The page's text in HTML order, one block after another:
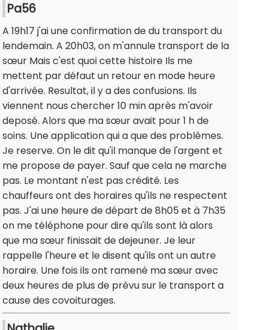
Pa56
A 19h17 j'ai une confirmation de du transport du
lendemain. A 20h03, on m'annule transport de la
sœur Mais c'est quoi cette histoire Ils me
mettent par défaut un retour en mode heure
d'arrivée. Resultat, il y a des confusions. Ils
viennent nous chercher 10 min après m'avoir
deposé. Alors que ma sœur avait pour 1 h de
soins. Une application qui a que des problèmes.
Je reserve. On le dit qu'il manque de l'argent et
me propose de payer. Sauf que cela ne marche
pas. Le montant n'est pas crédité. Les
chauffeurs ont des horaires qu'ils ne respectent
pas. J'ai une heure de départ de 8h05 et à 7h35
on me téléphone pour dire qu'ils sont là alors
que ma sœur finissait de dejeuner. Je leur
rappelle l'heure et le disent qu'ils ont un autre
horaire. Une fois ils ont ramené ma sœur avec
deux heures de plus de prévu sur le transport a
cause des covoiturages.